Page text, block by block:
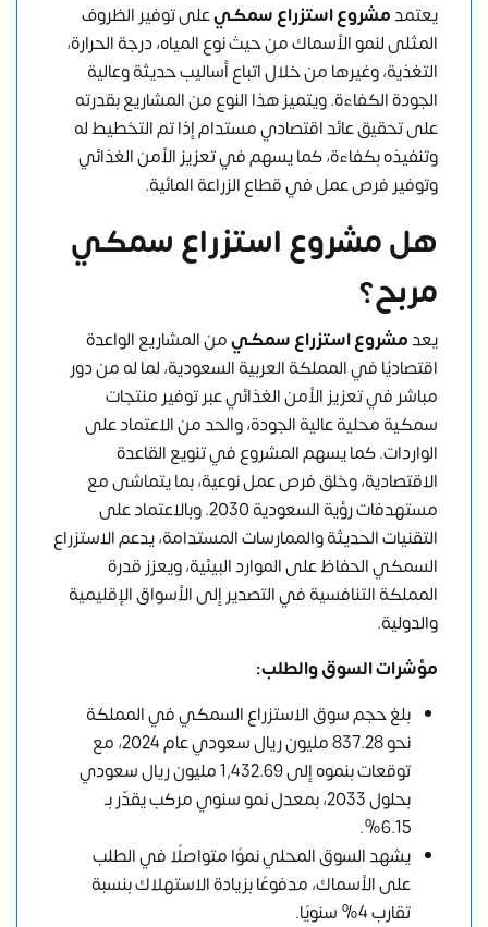
يعتمدمشروع استزراع سمكيعلى توفير الظروف
المثلى لنمو الأسماك من حيث نوع المياه، درجة الحرارة،
التغذية، وغيرها من خلال اتباع أساليب حديثة وعالية
الجودة الكفاءة. ويتميز هذا النوع من المشاريع بقدرته
على تحقيق عائد اقتصادي مستدام إذا تم التخطيط له
وتنفيذه بكفاءة، كما يسهم في تعزيز الأمن الغذائي
وتوفير فرص عمل في قطاع الزراعة المائية.
هل مشروع استزراع سمكي
مربح؟
يعدمشروع استزراع سمكيمن المشاريع الواعدة
اقتصاديًا في المملكة العربية السعودية، لما له من دور
مباشر في تعزيز الأمن الغذائي عبر توفير منتجات
سمكية محلية عالية الجودة، والحد من الاعتماد على
الواردات. كما يسهم المشروع في تنويع القاعدة
الاقتصادية، وخلق فرص عمل نوعية، بما يتماشى مع
مستهدفات رؤية السعودية 2030. وبالاعتماد على
التقنيات الحديثة والممارسات المستدامة، يدعم الاستزراع
السمكي الحفاظ على الموارد البيئية، ويعزز قدرة
المملكة التنافسية في التصدير إلى الأسواق الإقليمية
والدولية.
مؤشرات السوق والطلب:
بلغ حجم سوق الاستزراع السمكي في المملكة
نحو 837.28 مليون ريال سعودي عام 2024، مع
توقعات بنموه إلى 1,432.69 مليون ريال سعودي
بحلول 2033، بمعدل نمو سنوي مركب يقدّر بـ
6.15%.
يشهد السوق المحلي نموًا متواصلًا في الطلب
على الأسماك، مدفوعًا بزيادة الاستهلاك بنسبة
تقارب 4% سنويًا.